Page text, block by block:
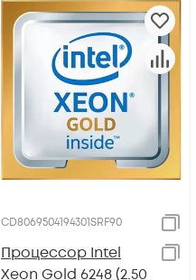
CD8069504194301SRF90
Процессор Intel
Xeon Gold 6248 (2.50